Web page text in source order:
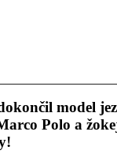
model
Polo a